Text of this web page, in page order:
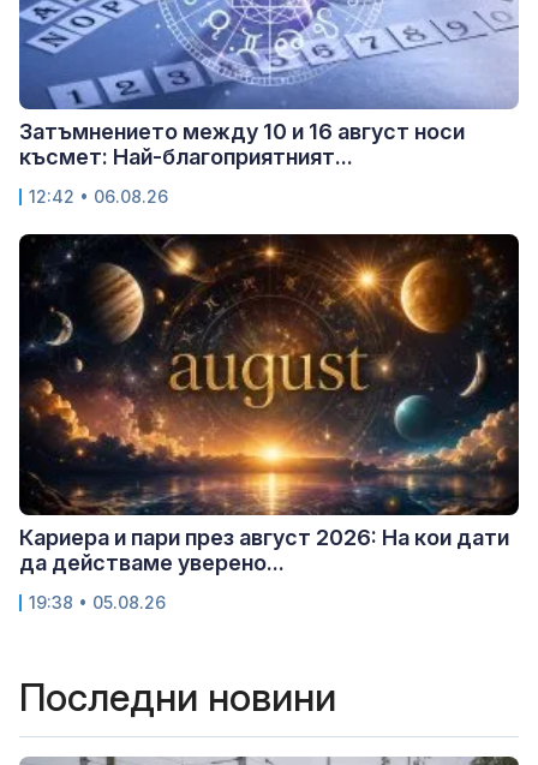
Затъмнението между 10 и 16 август носи
късмет: Най-благоприятният...
12:42 • 06.08.26
Кариера и пари през август 2026: На кои дати
да действаме уверено...
19:38 • 05.08.26
Последни новини